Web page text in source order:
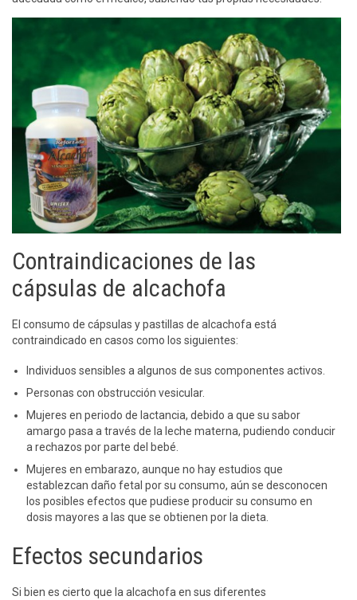
Contraindicaciones de las
cápsulas de alcachofa
El consumo de cápsulas y pastillas de alcachofa está
contraindicado en casos como los siguientes:
Individuos sensibles a algunos de sus componentes activos.
Personas con obstrucción vesicular.
Mujeres en periodo de lactancia, debido a que su sabor
amargo pasa a través de la leche materna, pudiendo conducir
a rechazos por parte del bebé.
Mujeres en embarazo, aunque no hay estudios que
establezcan daño fetal por su consumo, aún se desconocen
los posibles efectos que pudiese producir su consumo en
dosis mayores a las que se obtienen por la dieta.
Efectos secundarios
Si bien es cierto que la alcachofa en sus diferentes